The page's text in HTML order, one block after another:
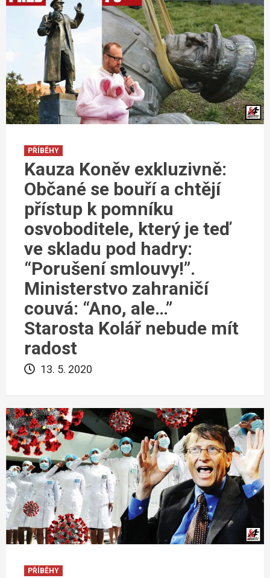
PŘÍBĚHY
Kauza Koněv exkluzivně:
Občané se bouří a chtějí
přístup k pomníku
osvoboditele, který je teď
ve skladu pod hadry:
“Porušení smlouvy!”.
Ministerstvo zahraničí
couvá: “Ano, ale…”
Starosta Kolář nebude mít
radost
13. 5. 2020
PŘÍBĚHY